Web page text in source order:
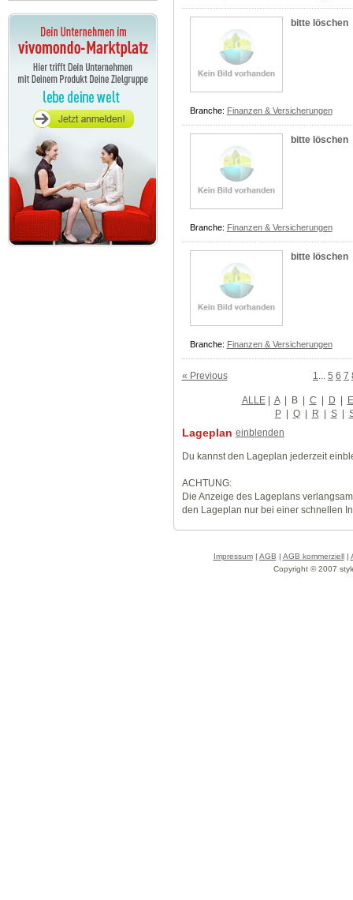
bitte löschen
Branche: Finanzen & Versicherungen
bitte löschen
Branche: Finanzen & Versicherungen
bitte löschen
Branche: Finanzen & Versicherungen
« Previous 1 5 6 7
ALLE| A | B| C | D | E
P | Q | R | S |
Lageplan einblenden
Du kannst den Lageplan jederzeit
ACHTUNG:
Die Anzeige des Lageplans
den Lageplan nur bei einer schnellen
Impressum| AGB | AGB kommerziell|
Copyright © 2007